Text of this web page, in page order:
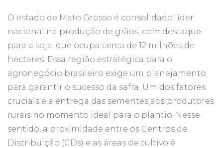
O estado de Mato Grosso é consolidado líder
nacional na produção de grãos, com destaque
para a soja, que ocupa cerca de 12 milhões de
hectares. Essa região estratégica para o
agronegócio brasileiro exige um planejamento
para garantir o sucesso da safra. Um dos fatores
cruciais é a entrega das sementes aos produtores
rurais no momento ideal para o plantio. Nesse
sentido, a proximidade entre os Centros de
Distribuição (CDs) e as áreas de cultivo é